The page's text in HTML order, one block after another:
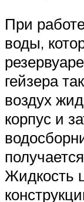
При
воды,
гейзера
воздух
корпус и
Жидкость